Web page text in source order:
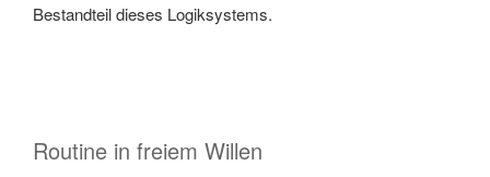
Bestandteil dieses Logiksystems.
Routine in freiem Willen